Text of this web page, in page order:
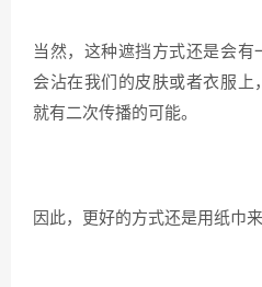
当然，这种遮挡方式还是会
会沾在我们的皮肤或者衣服上
就有二次传播的可能。
因此，更好的方式还是用纸巾来